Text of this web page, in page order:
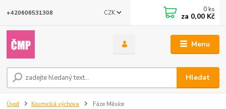
Menu
CZK
Hledat
+420606531308 0 ks
za 0,00 Kč
Úvod Kosmická výchova Fáze Měsíce